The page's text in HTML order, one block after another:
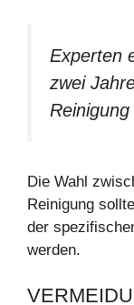
Experten
zwei
Die Wahl
Reinigung
der
werden.